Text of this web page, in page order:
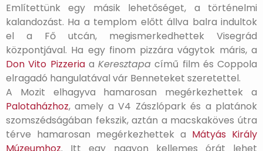
Említettünk egy másik lehetőséget, a történelmi
kalandozást. Ha a templom előtt állva balra indultok
el a Fő utcán, megismerkedhettek Visegrád
központjával. Ha egy finom pizzára vágytok máris, a
Don Vito Pizzeriaa Keresztapa című film és Coppola
elragadó hangulatával vár Benneteket szeretettel.
A Mozit elhagyva hamarosan megérkezhettek a
Palotaházhoz, amely a V4 Zászlópark és a platánok
szomszédságában fekszik, aztán a macskaköves útra
térve hamarosan megérkezhettek a Mátyás Király